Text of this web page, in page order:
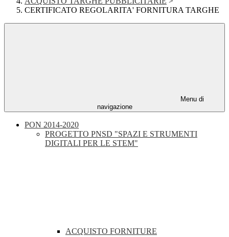
CERTIFICATO REGOLARITA' FORNITURA TARGHE
Menu di
navigazione
PON 2014-2020
PROGETTO PNSD "SPAZI E STRUMENTI
DIGITALI PER LE STEM"
ACQUISTO FORNITURE